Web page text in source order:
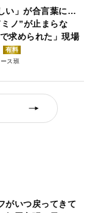
い」が合言葉に…
ノ”が止まらな
求められた」現場
有料
ス班
がいつ戻ってきて